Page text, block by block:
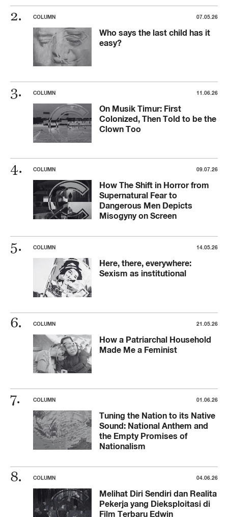
COLUMN 07.05.26
Who says the last child has it
easy?
COLUMN 11.06.26
On Musik Timur: First
Colonized, Then Told to be the
Clown Too
COLUMN 09.07.26
How The Shift in Horror from
Supernatural Fear to
Dangerous Men Depicts
Misogyny on Screen
COLUMN 14.05.26
Here, there, everywhere:
Sexism as institutional
COLUMN 21.05.26
How a Patriarchal Household
Made Me a Feminist
COLUMN 01.06.26
Tuning the Nation to its Native
Sound: National Anthem and
the Empty Promises of
Nationalism
COLUMN 04.06.26
Melihat Diri Sendiri dan Realita
Pekerja yang Dieksploitasi di
Film Terbaru Edwin